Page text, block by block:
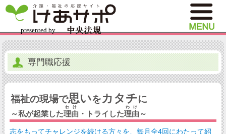
専門職応援
福祉の現場で思いをカタチに
～私が起業した理由
わけ
・トライした理由
わけ
～
志をもってチャレンジを続ける方々を、毎月全4回にわたって紹